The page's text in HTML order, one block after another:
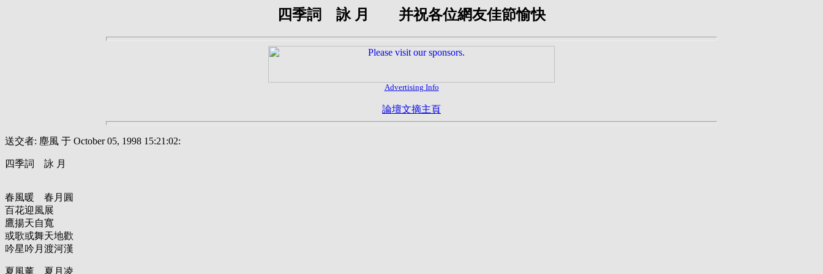
四季詞 詠 月 并祝各位網友佳節愉快
Advertising Info
論壇文摘主頁
送交者: 塵風 于 October 05, 1998 15:21:02:
四季詞 詠 月
春風暖 春月圓
百花迎風展
鷹揚天自寬
或歌或舞天地歡
吟星吟月渡河漢
夏風薰 夏月凌